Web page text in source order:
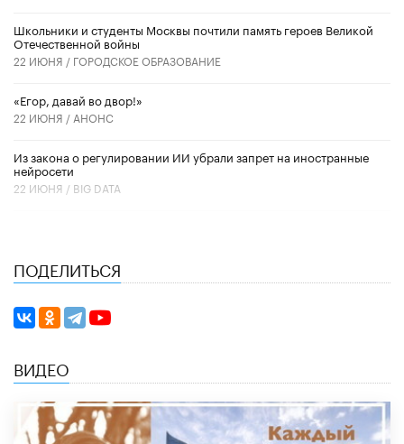
Школьники и студенты Москвы почтили память героев Великой
Отечественной войны
22 ИЮНЯ / ГОРОДСКОЕ ОБРАЗОВАНИЕ
«Егор, давай во двор!»
22 ИЮНЯ / АНОНС
Из закона о регулировании ИИ убрали запрет на иностранные
нейросети
22 ИЮНЯ / BIG DATA
ПОДЕЛИТЬСЯ
ВИДЕО